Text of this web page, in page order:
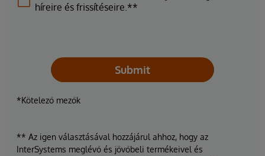
híreire és frissítéseire.**
Submit
*Kötelező mezők
** Az igen választásával hozzájárul ahhoz, hogy az
InterSystems meglévő és jövőbeli termékeivel és